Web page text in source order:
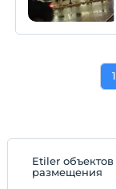
1
Etiler объектов
размещения